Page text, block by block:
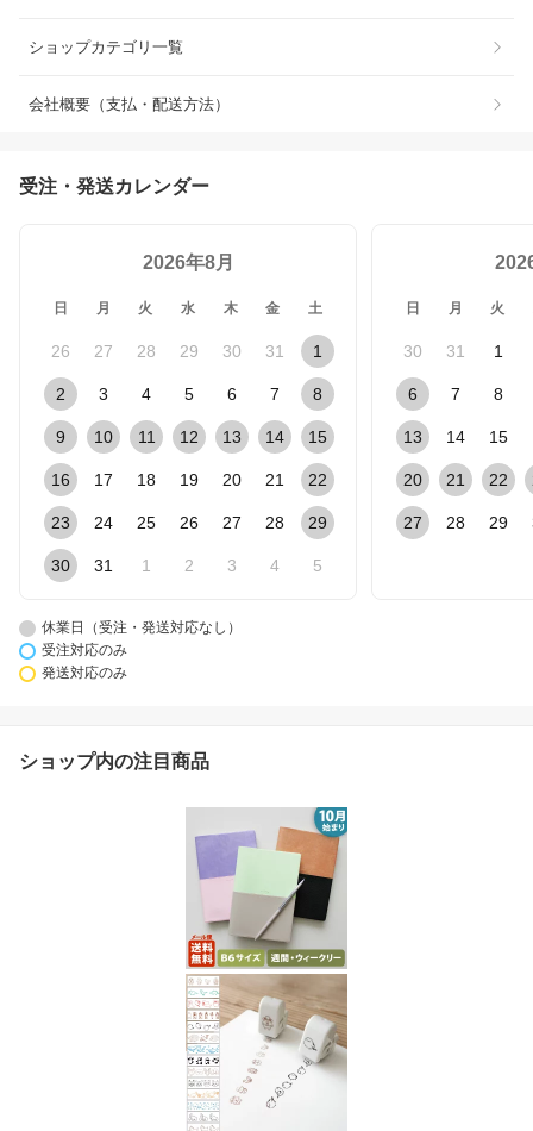
ショップカテゴリ一覧
会社概要（支払・配送方法）
受注・発送カレンダー
2026年8月
日 月 火 水 木 金 土
26 27 28 29 30 31 1
2 3 4 5 6 7 8
9 10 11 12 13 14 15
16 17 18 19 20 21 22
23 24 25 26 27 28 29
30 31 1 2 3 4 5
日 月 火
30 31 1
6 7 8
13 14 15
20 21 22
27 28 29
休業日（受注・発送対応なし）
受注対応のみ
発送対応のみ
ショップ内の注目商品